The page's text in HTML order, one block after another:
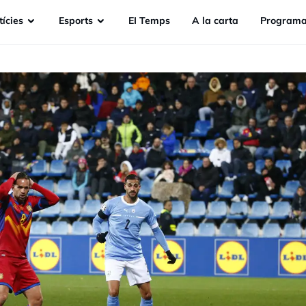
Esports EI Temps A la carta